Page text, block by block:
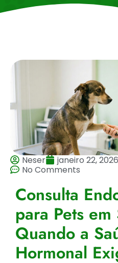
Neser janeiro 22, 2026
No Comments
Consulta
para Pets em
Quando a
Hormonal